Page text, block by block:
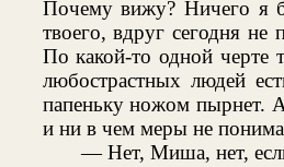
Почему вижу? Ничего я
твоего, вдруг сегодня не
По какой-то одной черте
любострастных людей
папеньку ножом пырнет.
и ни в чем меры не
— Нет, Миша, нет,